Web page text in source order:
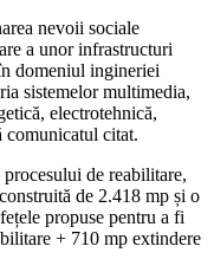
nevoii sociale
a unor infrastructuri
domeniul ingineriei
sistemelor multimedia,
electrotehnică,
comunicatul citat.
de reabilitare,
de 2.418 mp și o
propuse pentru a fi
+ 710 mp extindere